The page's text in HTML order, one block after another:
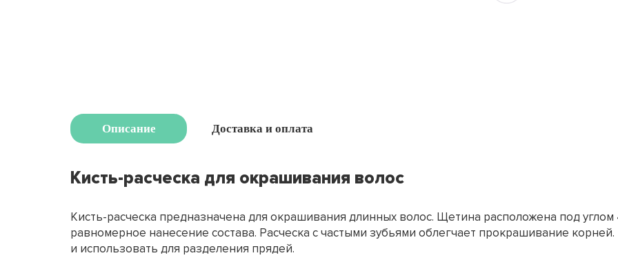
Описание Доставка и оплата
Кисть-расческа для окрашивания волос
Кисть-расческа предназначена для окрашивания длинных волос. Щетина расположена под углом
равномерное нанесение состава. Расческа с частыми зубьями облегчает прокрашивание
и использовать для разделения прядей.